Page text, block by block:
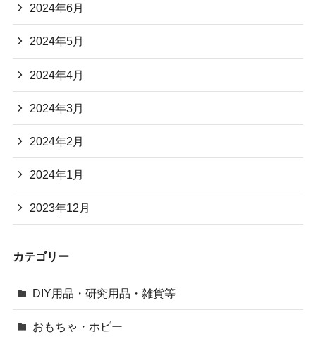
2024年6月
2024年5月
2024年4月
2024年3月
2024年2月
2024年1月
2023年12月
カテゴリー
DIY用品・研究用品・雑貨等
おもちゃ・ホビー